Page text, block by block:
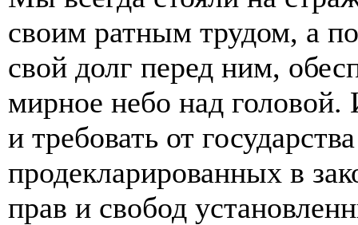
своим ратным трудом, а
свой долг перед ним,
мирное небо над головой.
и требовать от
продекларированных в
прав и свобод